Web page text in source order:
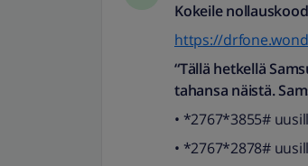
Kokeile
https://
“Tällä hetkellä
tahansa näistä.
• *2767*3855#
• *2767*2878#